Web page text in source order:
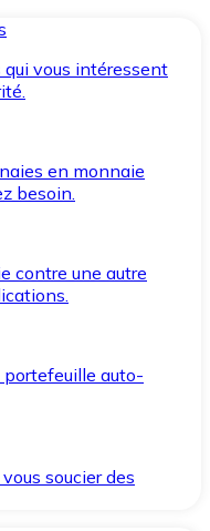
vous intéressent
en monnaie
besoin.
contre une autre
auto-
soucier des